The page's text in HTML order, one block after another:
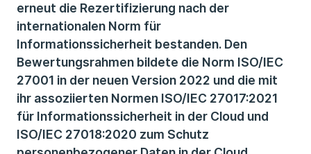
erneut die Rezertifizierung nach der
internationalen Norm für
Informationssicherheit bestanden. Den
Bewertungsrahmen bildete die Norm ISO/IEC
27001 in der neuen Version 2022 und die mit
ihr assoziierten Normen ISO/IEC 27017:2021
für Informationssicherheit in der Cloud und
ISO/IEC 27018:2020 zum Schutz